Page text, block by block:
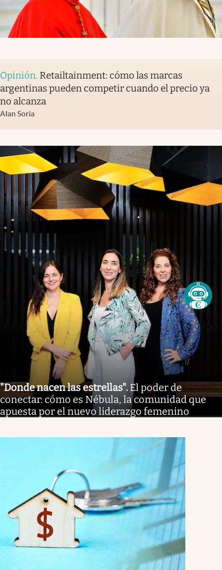
Opinión. Retailtainment: cómo las marcas
argentinas pueden competir cuando el precio ya
no alcanza
Alan Soria
"Donde nacen las estrellas". El poder de
conectar: cómo es Nébula, la comunidad que
apuesta por el nuevo liderazgo femenino